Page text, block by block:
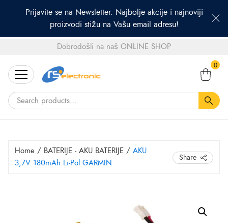
Prijavite se na Newsletter. Najbolje akcije i najnoviji
proizvodi stižu na Vašu email adresu!
Dobrodošli na naš ONLINE SHOP
for:
0
Home / BATERIJE - AKU BATERIJE / AKU
3,7V 180mAh Li-Pol GARMIN
Share